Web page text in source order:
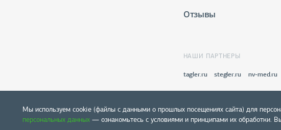
Отзывы
НАШИ ПАРТНЕРЫ
tagler.ru stegler.ru nv-med.ru
© 2004-2026 NV-lab. Все права защищены. Карта сайта Политика
Мы используем cookie (файлы с данными о прошлых посещениях сайта) для
персональных данных — ознакомьтесь с условиями и принципами их обработки.